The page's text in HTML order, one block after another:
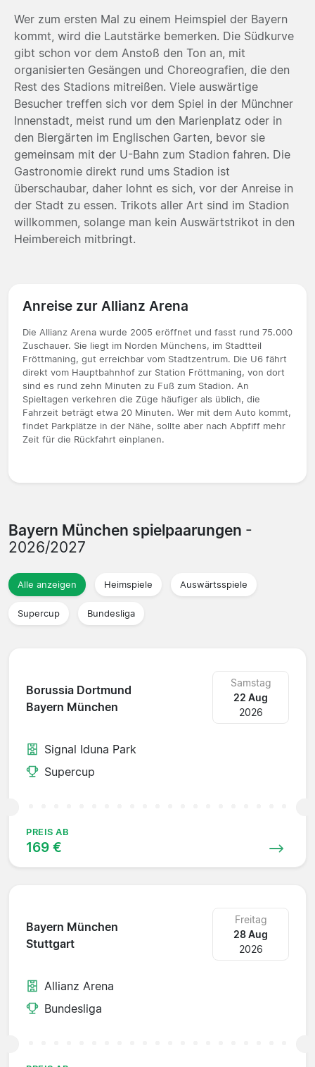
Wer zum ersten Mal zu einem Heimspiel der Bayern
kommt, wird die Lautstärke bemerken. Die Südkurve
gibt schon vor dem Anstoß den Ton an, mit
organisierten Gesängen und Choreografien, die den
Rest des Stadions mitreißen. Viele auswärtige
Besucher treffen sich vor dem Spiel in der Münchner
Innenstadt, meist rund um den Marienplatz oder in
den Biergärten im Englischen Garten, bevor sie
gemeinsam mit der U-Bahn zum Stadion fahren. Die
Gastronomie direkt rund ums Stadion ist
überschaubar, daher lohnt es sich, vor der Anreise in
der Stadt zu essen. Trikots aller Art sind im Stadion
willkommen, solange man kein Auswärtstrikot in den
Heimbereich mitbringt.
Anreise zur Allianz Arena
Die Allianz Arena wurde 2005 eröffnet und fasst rund 75.000
Zuschauer. Sie liegt im Norden Münchens, im Stadtteil
Fröttmaning, gut erreichbar vom Stadtzentrum. Die U6 fährt
direkt vom Hauptbahnhof zur Station Fröttmaning, von dort
sind es rund zehn Minuten zu Fuß zum Stadion. An
Spieltagen verkehren die Züge häufiger als üblich, die
Fahrzeit beträgt etwa 20 Minuten. Wer mit dem Auto kommt,
findet Parkplätze in der Nähe, sollte aber nach Abpfiff mehr
Zeit für die Rückfahrt einplanen.
Bayern München spielpaarungen -
2026/2027
Alle anzeigen Heimspiele Auswärtsspiele
Supercup Bundesliga
Borussia Dortmund
Bayern München
Samstag
22 Aug
2026
Signal Iduna Park
Supercup
PREIS AB
169 €
Bayern München
Stuttgart
Freitag
28 Aug
2026
Allianz Arena
Bundesliga